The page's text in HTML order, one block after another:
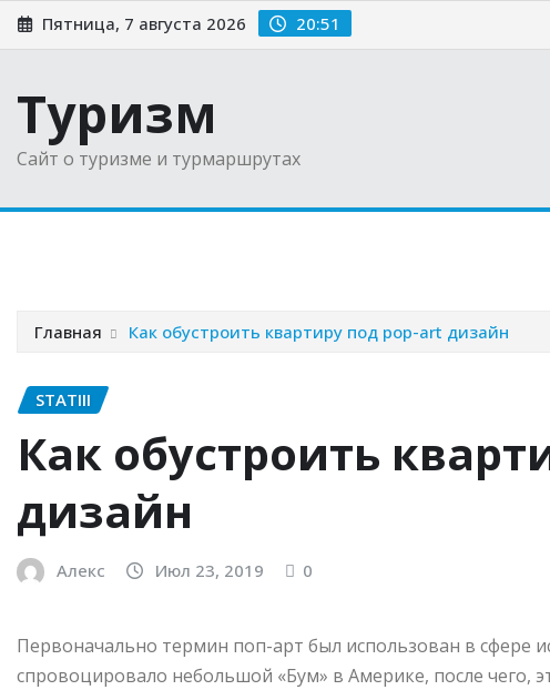
Перейти
к
Пятница, 7 августа 2026 20:51
Туризм
Сайт о туризме и турмаршрутах
Главная Как обустроить квартиру под pop-art дизайн
STATIII
Как обустроить
дизайн
Алекс Июл 23, 2019 0
Первоначально термин поп-арт был использован в сфере
спровоцировало небольшой «Бум» в Америке, после чего,